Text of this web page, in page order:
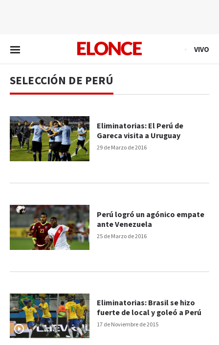
VIVO
SELECCIÓN DE PERÚ
29 de Marzo de 2016
Eliminatorias: El Perú de
Gareca visita a Uruguay
25 de Marzo de 2016
Perú logró un agónico empate
ante Venezuela
17 de Noviembre de 2015
Eliminatorias: Brasil se hizo
fuerte de local y goleó a Perú